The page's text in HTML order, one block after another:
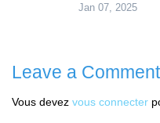
Jan 07, 2025
Leave a Comment
Vous devez vous connecter